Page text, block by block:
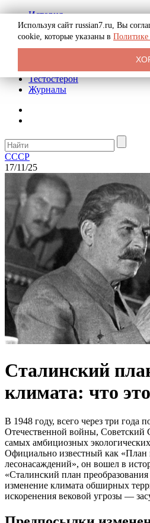
История
Биография
Криминал
Реклама на сайте
Тестостерон
Журналы
СССР
17/11/25
Сталинский
климата: что
В 1948 году, всего через три года
Отечественной войны, Советский
самых амбициозных
Официально известный как «План
лесонасаждений», он вошел в
«Сталинский план
изменение климата обширных
искоренения вековой угрозы —
Используя сайт russian7.ru, Вы
cookie, которые указаны в Политике